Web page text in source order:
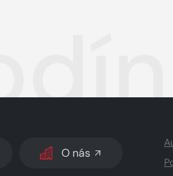
O nás